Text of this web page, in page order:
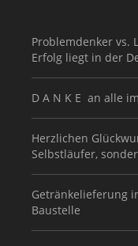
Problemdenker vs.
Erfolg liegt in der
D A N K E an alle
Herzlichen
Selbstläufer,
Getränkelieferung
Baustelle